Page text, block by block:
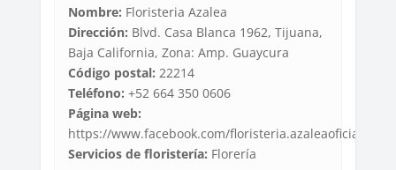
Nombre: Floristeria Azalea
Dirección: Blvd. Casa Blanca 1962, Tijuana,
Baja California, Zona: Amp. Guaycura
Código postal: 22214
Teléfono: +52 664 350 0606
Página web:
https://www.facebook.com/floristeria.azaleaoficial/
Servicios de floristería: Florería